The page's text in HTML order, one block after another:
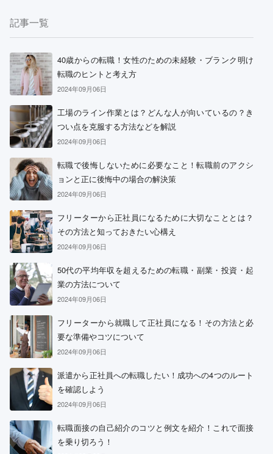
記事一覧
40歳からの転職！女性のための未経験・ブランク明け
転職のヒントと考え方
2024年09月06日
工場のライン作業とは？どんな人が向いているの？き
つい点を克服する方法などを解説
2024年09月06日
転職で後悔しないために必要なこと！転職前のアクシ
ョンと正に後悔中の場合の解決策
2024年09月06日
フリーターから正社員になるために大切なこととは？
その方法と知っておきたい心構え
2024年09月06日
50代の平均年収を超えるための転職・副業・投資・起
業の方法について
2024年09月06日
フリーターから就職して正社員になる！その方法と必
要な準備やコツについて
2024年09月06日
派遣から正社員への転職したい！成功への4つのルート
を確認しよう
2024年09月06日
転職面接の自己紹介のコツと例文を紹介！これで面接
を乗り切ろう！